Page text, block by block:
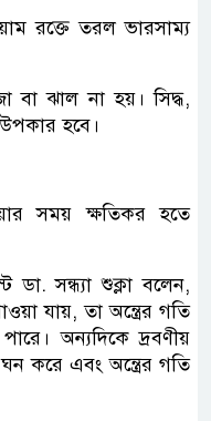
রক্তে তরল ভারসাম্য
বা ঝাল না হয়। সিদ্ধ,
হবে।
সময় ক্ষতিকর হতে
ডা. সন্ধ্যা শুক্লা বলেন,
যায়, তা অন্ত্রের গতি
অন্যদিকে দ্রবণীয়
করে এবং অন্ত্রের গতি